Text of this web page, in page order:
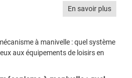
En savoir plus